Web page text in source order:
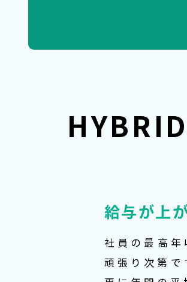
給与が上
社員の最高
頑張り次第で